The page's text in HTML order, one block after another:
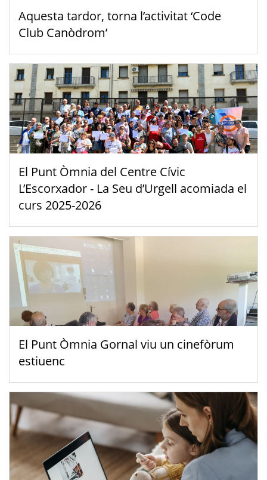
Aquesta tardor, torna l’activitat ‘Code
Club Canòdrom’
El Punt Òmnia del Centre Cívic
L’Escorxador - La Seu d’Urgell acomiada el
curs 2025-2026
El Punt Òmnia Gornal viu un cinefòrum
estiuenc